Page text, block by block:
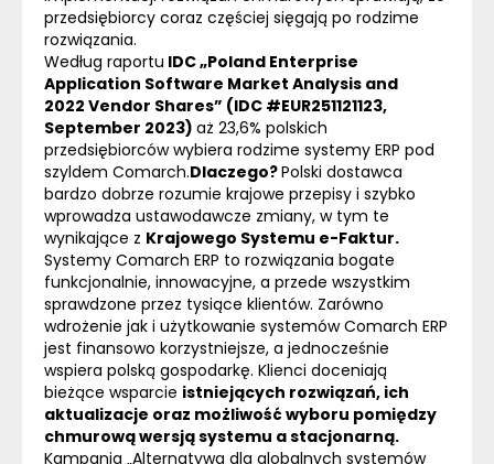
przedsiębiorcy coraz częściej sięgają po rodzime
rozwiązania.
Według raportu IDC „Poland Enterprise
Application Software Market Analysis and
2022 Vendor Shares” (IDC #EUR251121123,
September 2023) aż 23,6% polskich
przedsiębiorców wybiera rodzime systemy ERP pod
szyldem Comarch.Dlaczego?Polski dostawca
bardzo dobrze rozumie krajowe przepisy i szybko
wprowadza ustawodawcze zmiany, w tym te
wynikające z Krajowego Systemu e-Faktur.
Systemy Comarch ERP to rozwiązania bogate
funkcjonalnie, innowacyjne, a przede wszystkim
sprawdzone przez tysiące klientów. Zarówno
wdrożenie jak i użytkowanie systemów Comarch ERP
jest finansowo korzystniejsze, a jednocześnie
wspiera polską gospodarkę. Klienci doceniają
bieżące wsparcie istniejących rozwiązań, ich
aktualizacje oraz możliwość wyboru pomiędzy
chmurową wersją systemu a stacjonarną.
Kampania „Alternatywa dla globalnych systemów